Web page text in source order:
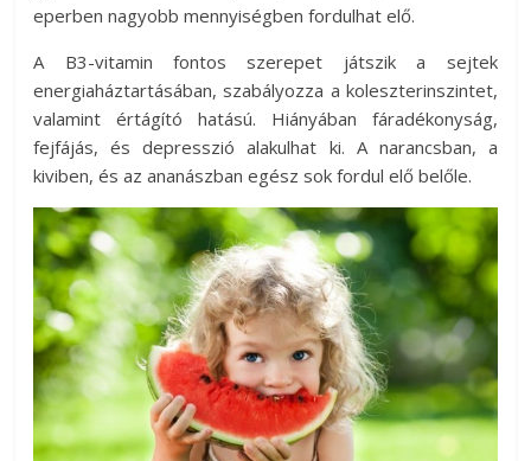
eperben nagyobb mennyiségben fordulhat elő.
A B3-vitamin fontos szerepet játszik a sejtek
energiaháztartásában, szabályozza a koleszterinszintet,
valamint értágító hatású. Hiányában fáradékonyság,
fejfájás, és depresszió alakulhat ki. A narancsban, a
kiviben, és az ananászban egész sok fordul elő belőle.